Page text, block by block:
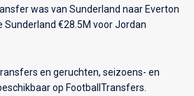
was van Sunderland naar Everton
Sunderland €28.5M voor Jordan
en geruchten, seizoens- en
op FootballTransfers.